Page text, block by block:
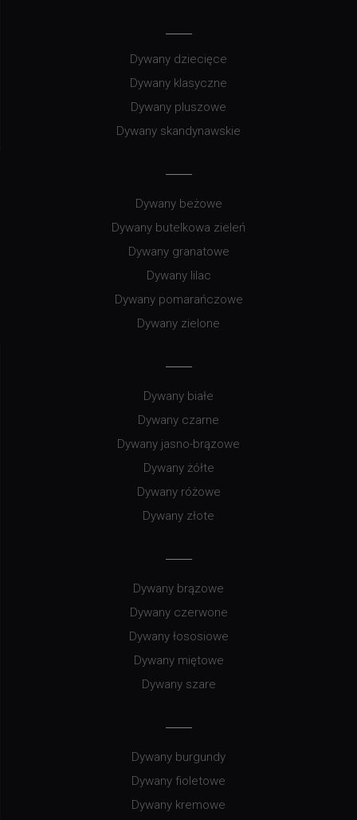
Dywany dziecięce
Dywany klasyczne
Dywany pluszowe
Dywany skandynawskie
Dywany beżowe
Dywany butelkowa zieleń
Dywany granatowe
Dywany lilac
Dywany pomarańczowe
Dywany zielone
Dywany białe
Dywany czarne
Dywany jasno-brązowe
Dywany żółte
Dywany różowe
Dywany złote
Dywany brązowe
Dywany czerwone
Dywany łososiowe
Dywany miętowe
Dywany szare
Dywany burgundy
Dywany fioletowe
Dywany kremowe